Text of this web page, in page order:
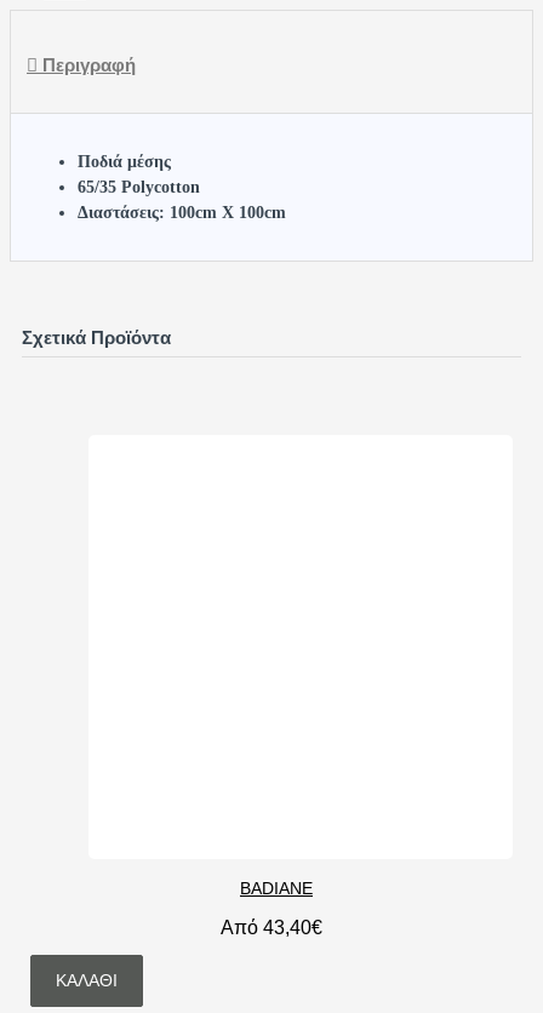
Περιγραφή
Ποδιά μέσης
65/35 Polycotton
Διαστάσεις: 100cm X 100cm
Σχετικά Προϊόντα
BADIANE
Από 43,40€
ΚΑΛΆΘΙ